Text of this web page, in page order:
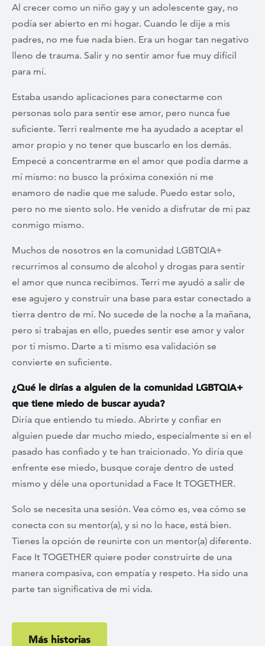
Al crecer como un niño gay y un adolescente gay, no
podía ser abierto en mi hogar. Cuando le dije a mis
padres, no me fue nada bien. Era un hogar tan negativo
lleno de trauma. Salir y no sentir amor fue muy difícil
para mí.
Estaba usando aplicaciones para conectarme con
personas solo para sentir ese amor, pero nunca fue
suficiente. Terri realmente me ha ayudado a aceptar el
amor propio y no tener que buscarlo en los demás.
Empecé a concentrarme en el amor que podía darme a
mí mismo: no busco la próxima conexión ni me
enamoro de nadie que me salude. Puedo estar solo,
pero no me siento solo. He venido a disfrutar de mi paz
conmigo mismo.
Muchos de nosotros en la comunidad LGBTQIA+
recurrimos al consumo de alcohol y drogas para sentir
el amor que nunca recibimos. Terri me ayudó a salir de
ese agujero y construir una base para estar conectado a
tierra dentro de mí. No sucede de la noche a la mañana,
pero si trabajas en ello, puedes sentir ese amor y valor
por ti mismo. Darte a ti mismo esa validación se
convierte en suficiente.
¿Qué le dirías a alguien de la comunidad LGBTQIA+
que tiene miedo de buscar ayuda?
Diría que entiendo tu miedo. Abrirte y confiar en
alguien puede dar mucho miedo, especialmente si en el
pasado has confiado y te han traicionado. Yo diría que
enfrente ese miedo, busque coraje dentro de usted
mismo y déle una oportunidad a Face It TOGETHER.
Solo se necesita una sesión. Vea cómo es, vea cómo se
conecta con su mentor(a), y si no lo hace, está bien.
Tienes la opción de reunirte con un mentor(a) diferente.
Face It TOGETHER quiere poder construirte de una
manera compasiva, con empatía y respeto. Ha sido una
parte tan significativa de mi vida.
Más historias